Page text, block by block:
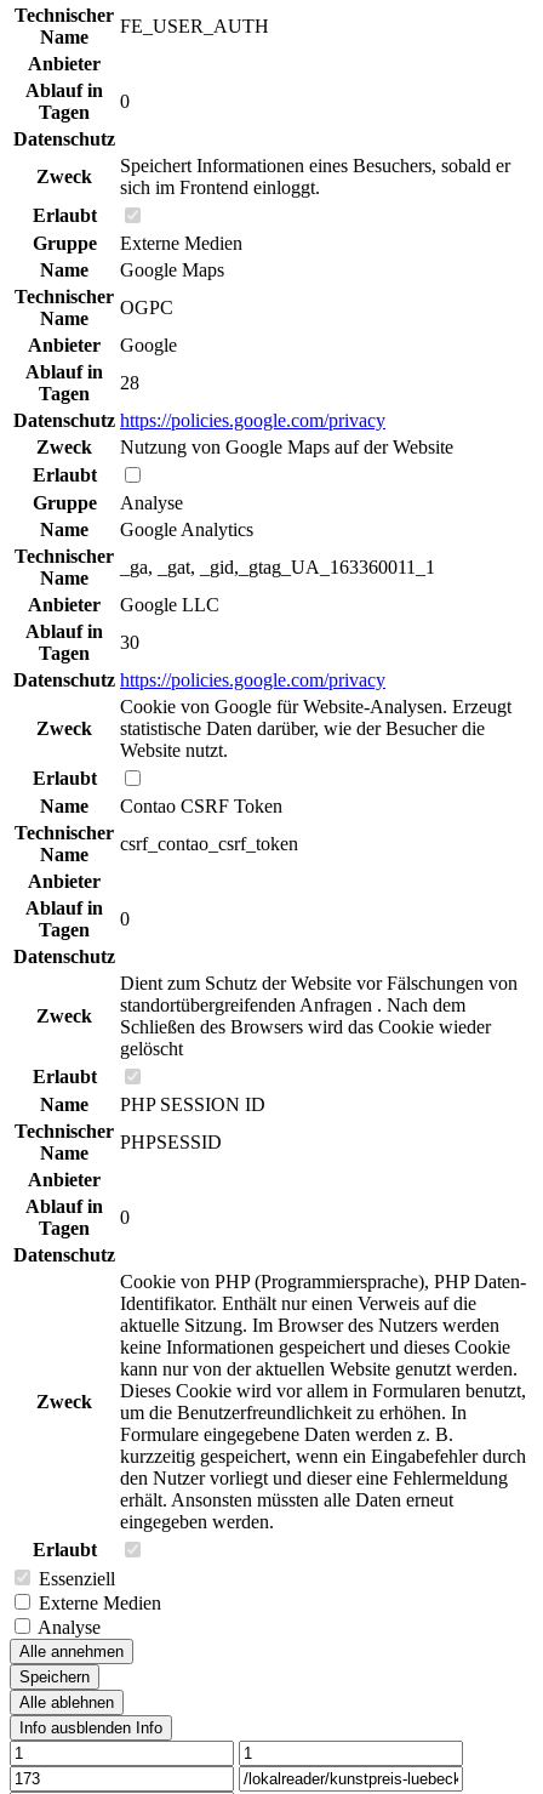
Technischer
Name
FE_USER_AUTH
Anbieter
Ablauf in
Tagen
0
Datenschutz
Zweck
Speichert Informationen eines Besuchers, sobald er
sich im Frontend einloggt.
Erlaubt
Gruppe
Externe Medien
Name
Google Maps
Technischer
Name
OGPC
Anbieter
Google
Ablauf in
Tagen
28
Datenschutz https://policies.google.com/privacy
Zweck
Nutzung von Google Maps auf der Website
Erlaubt
Gruppe
Analyse
Name
Google Analytics
Technischer
Name
_ga, _gat, _gid,_gtag_UA_163360011_1
Anbieter
Google LLC
Ablauf in
Tagen
30
Datenschutz https://policies.google.com/privacy
Zweck
Cookie von Google für Website-Analysen. Erzeugt
statistische Daten darüber, wie der Besucher die
Website nutzt.
Erlaubt
Name
Contao CSRF Token
Technischer
Name
csrf_contao_csrf_token
Anbieter
Ablauf in
Tagen
0
Datenschutz
Zweck
Dient zum Schutz der Website vor Fälschungen von
standortübergreifenden Anfragen . Nach dem
Schließen des Browsers wird das Cookie wieder
gelöscht
Erlaubt
Name
PHP SESSION ID
Technischer
Name
PHPSESSID
Anbieter
Ablauf in
Tagen
0
Datenschutz
Zweck
Cookie von PHP (Programmiersprache), PHP Daten-
Identifikator. Enthält nur einen Verweis auf die
aktuelle Sitzung. Im Browser des Nutzers werden
keine Informationen gespeichert und dieses Cookie
kann nur von der aktuellen Website genutzt werden.
Dieses Cookie wird vor allem in Formularen benutzt,
um die Benutzerfreundlichkeit zu erhöhen. In
Formulare eingegebene Daten werden z. B.
kurzzeitig gespeichert, wenn ein Eingabefehler durch
den Nutzer vorliegt und dieser eine Fehlermeldung
erhält. Ansonsten müssten alle Daten erneut
eingegeben werden.
Erlaubt
Essenziell
Externe Medien
Analyse
Alle annehmen
Speichern
Alle ablehnen
Info ausblenden Info